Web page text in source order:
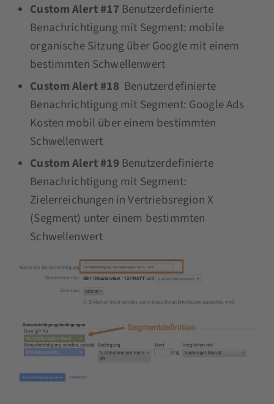
Custom Alert #17 Benutzerdefinierte
Benachrichtigung mit Segment: mobile
organische Sitzung über Google mit einem
bestimmten Schwellenwert
Custom Alert #18 Benutzerdefinierte
Benachrichtigung mit Segment: Google Ads
Kosten mobil über einem bestimmten
Schwellenwert
Custom Alert #19 Benutzerdefinierte
Benachrichtigung mit Segment:
Zielerreichungen in Vertriebsregion X
(Segment) unter einem bestimmten
Schwellenwert